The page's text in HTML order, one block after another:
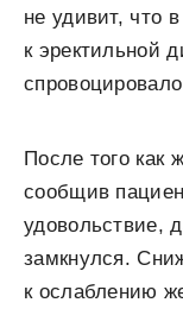
не удивит, что
к эректильной
После того как
сообщив
удовольствие,
замкнулся.
к ослаблению